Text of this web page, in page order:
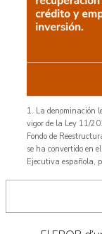
1. La denominación
vigor de la Ley 11/
Fondo de
se ha convertido en
Ejecutiva española,